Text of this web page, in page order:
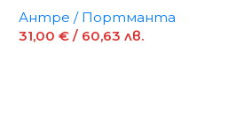
Антре / Портманта
31,00 €/ 60,63 лв.